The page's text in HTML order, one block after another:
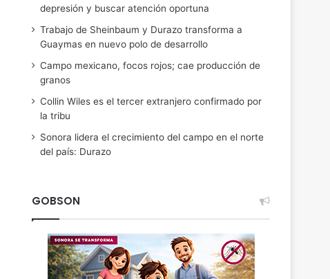
depresión y buscar atención oportuna
Trabajo de Sheinbaum y Durazo transforma a
Guaymas en nuevo polo de desarrollo
Campo mexicano, focos rojos; cae producción de
granos
Collin Wiles es el tercer extranjero confirmado por
la tribu
Sonora lidera el crecimiento del campo en el norte
del país: Durazo
GOBSON